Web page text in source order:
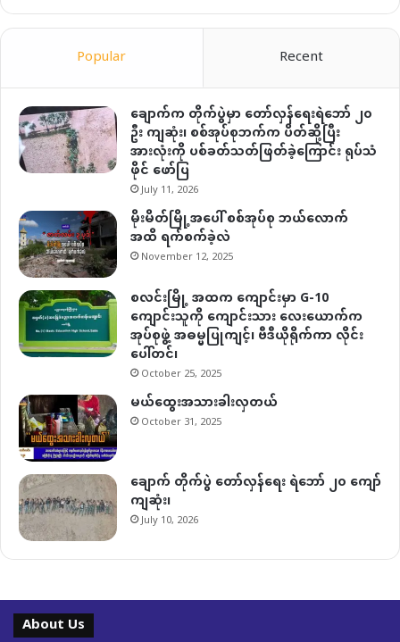
Popular Recent
ချောက်က တိုက်ပွဲမှာ တော်လှန်ရေးရဲဘော် ၂၀
ဦး ကျဆုံး၊ စစ်အုပ်စုဘက်က ပိတ်ဆို့ပြီး
အားလုံးကို ပစ်ခတ်သတ်ဖြတ်ခဲ့ကြောင်း ရုပ်သံ
ဖိုင် ဖော်ပြ
July 11, 2026
မိုးမိတ်မြို့အပေါ် စစ်အုပ်စု ဘယ်လောက်
အထိ ရက်စက်ခဲ့လဲ
November 12, 2025
စလင်းမြို့ အထက ကျောင်းမှာ G-10
ကျောင်းသူကို ကျောင်းသား လေးယောက်က
အုပ်စုဖွဲ့ အဓမ္မပြုကျင့်၊ ဗီဒီယိုရိုက်ကာ လိုင်း
ပေါ်တင်၊
October 25, 2025
မယ်ထွေးအသားခါးလှတယ်
October 31, 2025
ချောက် တိုက်ပွဲ တော်လှန်ရေး ရဲဘော် ၂၀ ကျော်
ကျဆုံး၊
July 10, 2026
About Us